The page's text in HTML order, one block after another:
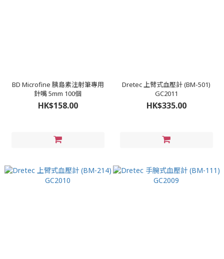
BD Microfine 胰島素注射筆專用
針嘴 5mm 100個
HK$158.00
Dretec 上臂式血壓計 (BM-501)
GC2011
HK$335.00